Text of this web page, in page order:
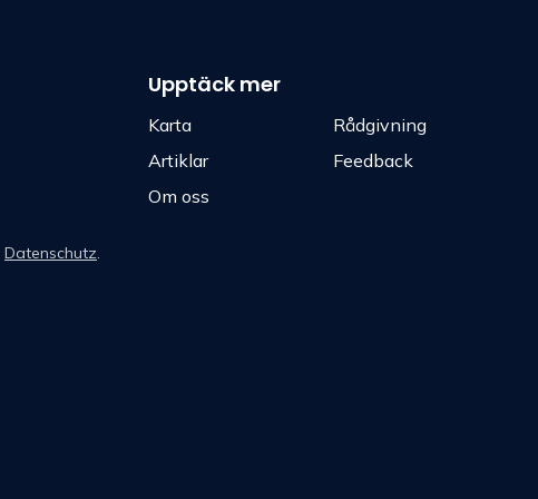
Upptäck mer
Karta
Artiklar
Om oss
Rådgivning
Feedback
Datenschutz.